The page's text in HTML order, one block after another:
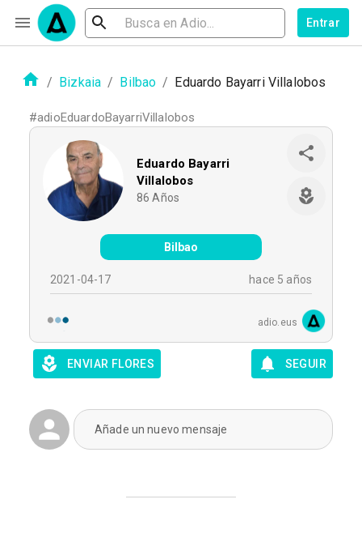
Entrar
/ Bizkaia / Bilbao / Eduardo Bayarri Villalobos
#adioEduardoBayarriVillalobos
Eduardo Bayarri
Villalobos
86 Años
Bilbao
2021-04-17 hace 5 años
adio.eus
ENVIAR FLORES SEGUIR
Añade un nuevo mensaje